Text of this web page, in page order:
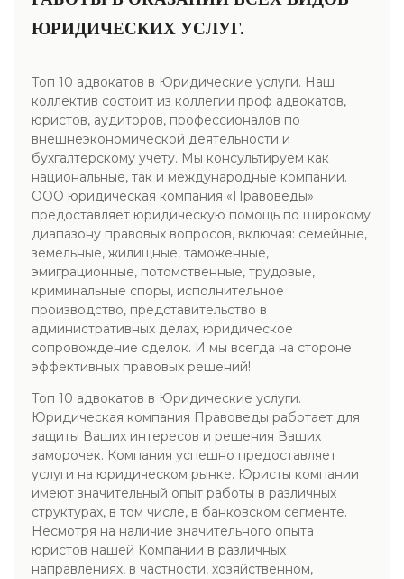
ЮРИДИЧЕСКИХ УСЛУГ.
Топ 10 адвокатов в Юридические услуги. Наш
коллектив состоит из коллегии проф адвокатов,
юристов, аудиторов, профессионалов по
внешнеэкономической деятельности и
бухгалтерскому учету. Мы консультируем как
национальные, так и международные компании.
ООО юридическая компания «Правоведы»
предоставляет юридическую помощь по широкому
диапазону правовых вопросов, включая: семейные,
земельные, жилищные, таможенные,
эмиграционные, потомственные, трудовые,
криминальные споры, исполнительное
производство, представительство в
административных делах, юридическое
сопровождение сделок. И мы всегда на стороне
эффективных правовых решений!
Топ 10 адвокатов в Юридические услуги.
Юридическая компания Правоведы работает для
защиты Ваших интересов и решения Ваших
заморочек. Компания успешно предоставляет
услуги на юридическом рынке. Юристы компании
имеют значительный опыт работы в различных
структурах, в том числе, в банковском сегменте.
Несмотря на наличие значительного опыта
юристов нашей Компании в различных
направлениях, в частности, хозяйственном,